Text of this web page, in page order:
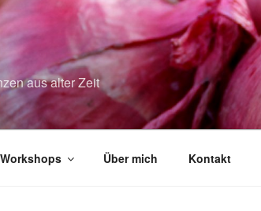
aus alter Zeit
Workshops Über mich Kontakt